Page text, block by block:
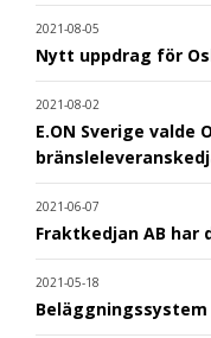
2021-08-05
Nytt uppdrag för
2021-08-02
E.ON Sverige valde
2021-06-07
Fraktkedjan AB har
2021-05-18